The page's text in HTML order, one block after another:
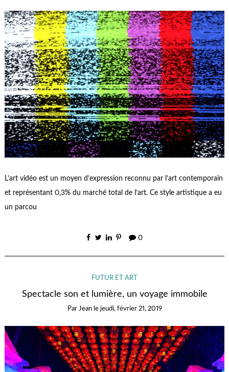
L’art vidéo est un moyen d’expression reconnu par l’art contemporain
et représentant 0,3% du marché total de l’art. Ce style artistique a eu
un parcou
0
FUTUR ET ART
Spectacle son et lumière, un voyage immobile
Par Jean le jeudi, février 21, 2019